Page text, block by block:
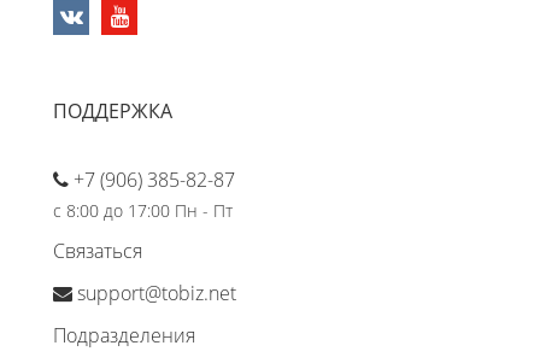
ПОДДЕРЖКА
+7 (906) 385-82-87
с 8:00 до 17:00 Пн - Пт
Связаться
support@tobiz.net
Подразделения